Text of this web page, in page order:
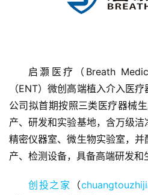
首
页
融
资
启灏医疗（Breath
（ENT）微创高端植入介入医
公司拟首期按照三类医疗器械
产、研发和实验基地，含万级洁
精密仪器室、微生物实验室，
产、检测设备，具备高端研发和
创投之家 （